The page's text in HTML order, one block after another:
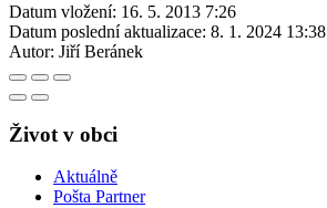
Datum vložení: 16. 5. 2013 7:26
Datum poslední aktualizace: 8. 1. 2024 13:38
Autor: Jiří Beránek
Život v obci
Aktuálně
Pošta Partner